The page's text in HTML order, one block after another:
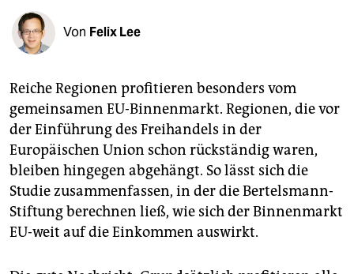
fragen & hilfe
abo
genossenschaft
epaper login
Von Felix Lee
Reiche Regionen profitieren besonders vom
gemeinsamen EU-Binnenmarkt. Regionen, die vor
der Einführung des Freihandels in der
Europäischen Union schon rückständig waren,
bleiben hingegen abgehängt. So lässt sich die
Studie zusammenfassen, in der die Bertelsmann-
Stiftung berechnen ließ, wie sich der Binnenmarkt
EU-weit auf die Einkommen auswirkt.